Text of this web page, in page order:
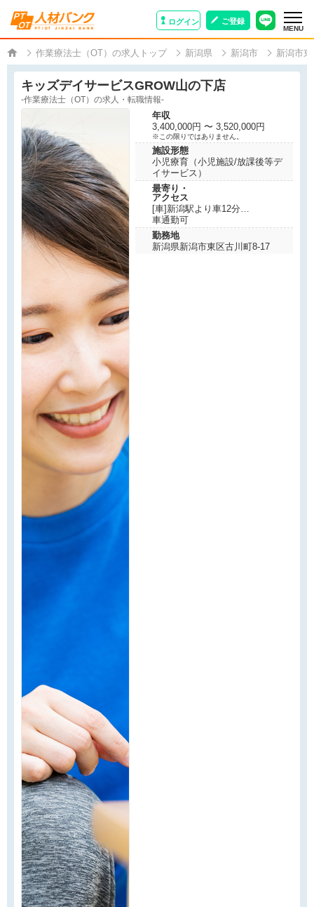
ログイン ご登録
MENU
作業療法士（OT）の求人トップ 新潟県 新潟市 新潟市
キッズデイサービスGROW山の下店
-作業療法士（OT）の求人・転職情報-
年収
3,400,000円 〜 3,520,000円
※この限りではありません。
施設形態
小児療育（小児施設/放課後等デ
イサービス）
最寄り・
アクセス
[車]新潟駅より車12分
[バス]バス停「末広橋」下車 徒
歩3分
車通勤可
勤務地
新潟県新潟市東区古川町8-17